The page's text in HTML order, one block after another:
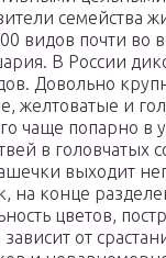
семейства
видов почти во
В России
Довольно
желтоватые и
чаще попарно в
в головчатых
выходит
на конце
цветов,
от